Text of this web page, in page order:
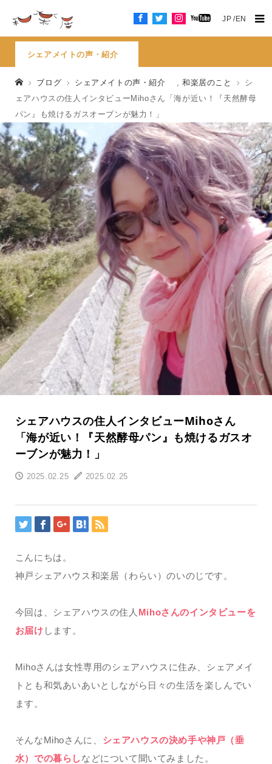
JP EN
シェアメイトの声・紹介
ブログ シェアメイトの声・紹介 , 和楽居のこと
シ
ェアハウスの住人インタビューMihoさん「海が近い！『天然酵母
パン』も焼けるガスオーブンが魅力！」
シェアハウスの住人インタビューMihoさん
「海が近い！『天然酵母パン』も焼けるガスオ
ーブンが魅力！」
2025.02.25 2025.02.25
こんにちは。
神戸シェアハウス和楽居（わらい）のいのじです。
今回は、シェアハウスの住人 Mihoさんのインタビューを
お届け します。
Mihoさんは女性専用のシェアハウスに住み、シェアメイ
トとも和気あいあいとしながら日々の生活を楽しんでい
ます。
そんなMihoさんに、 シェアハウスの決め手や神戸（垂
水）での暮らしなどについて聞いてみました。